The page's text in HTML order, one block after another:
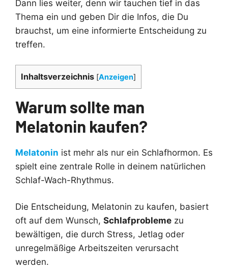
Dann lies weiter, denn wir tauchen tief in das
Thema ein und geben Dir die Infos, die Du
brauchst, um eine informierte Entscheidung zu
treffen.
Inhaltsverzeichnis [Anzeigen]
Warum sollte man
Melatonin kaufen?
Melatonin ist mehr als nur ein Schlafhormon. Es
spielt eine zentrale Rolle in deinem natürlichen
Schlaf-Wach-Rhythmus.
Die Entscheidung, Melatonin zu kaufen, basiert
oft auf dem Wunsch, Schlafprobleme zu
bewältigen, die durch Stress, Jetlag oder
unregelmäßige Arbeitszeiten verursacht
werden.